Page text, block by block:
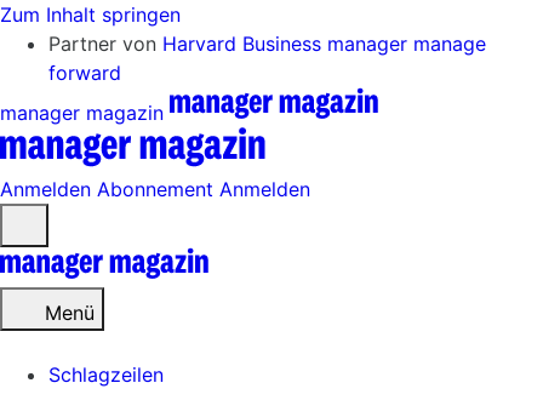
Zum Inhalt springen
Partner von Harvard Business manager manage
forward
manager magazin
Anmelden Abonnement Anmelden
öffnen
Menü
Schlagzeilen